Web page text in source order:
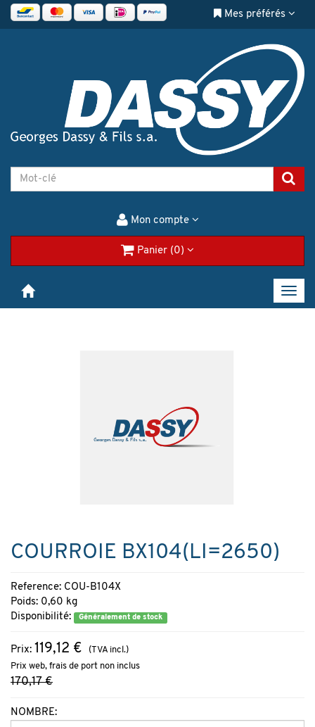
Mes préférés
Mon compte
Panier (0)
COURROIE BX104(LI=2650)
Reference: COU-B104X
Poids: 0,60 kg
Disponibilité:
Généralement de stock
Prix: 119,12 €
(TVA incl.)
Prix web, frais de port non inclus
170,17 €
NOMBRE: